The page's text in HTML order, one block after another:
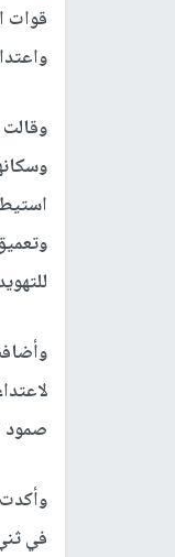
قوات
صمود
في